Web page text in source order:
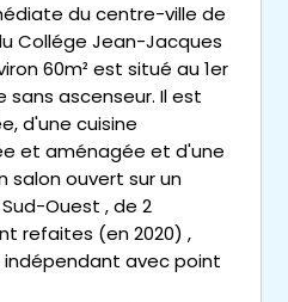
du centre-ville de
Collége Jean-Jacques
60m² est situé au 1er
ascenseur. Il est
d'une cuisine
et aménagée et d'une
salon ouvert sur un
Ouest , de 2
refaites (en 2020) ,
indépendant avec point